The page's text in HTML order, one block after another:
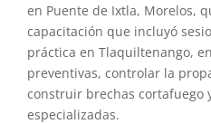
en Puente de Ixtla, Morelos,
capacitación que incluyó
práctica en Tlaquiltenango,
preventivas, controlar la
construir brechas cortafuego
especializadas.